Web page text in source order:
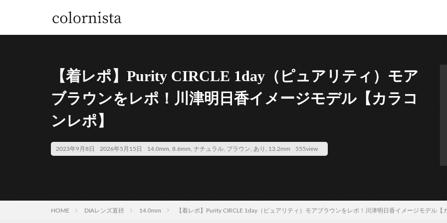
【着レポ】Purity CIRCLE 1day（ピュアリティ）モア
ブラウンをレポ！川津明日香イメージモデル【カラコ
ンレポ】
2023年9月8日 2026年5月15日 14.0mm 8.6mm ナチュラル ブラウン あり 13.2mm 555view
HOME DIAレンズ直径 14.0mm 【着レポ】Purity CIRCLE 1day（ピュアリティ）モアブラウンをレポ！川津明日香イメージモデル【